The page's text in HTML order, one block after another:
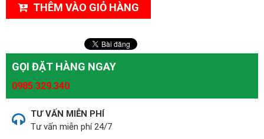
THÊM VÀO GIỎ HÀNG
GỌI ĐẶT HÀNG NGAY
0985.329.340
TƯ VẤN MIỄN PHÍ
Tư vấn miễn phí 24/7